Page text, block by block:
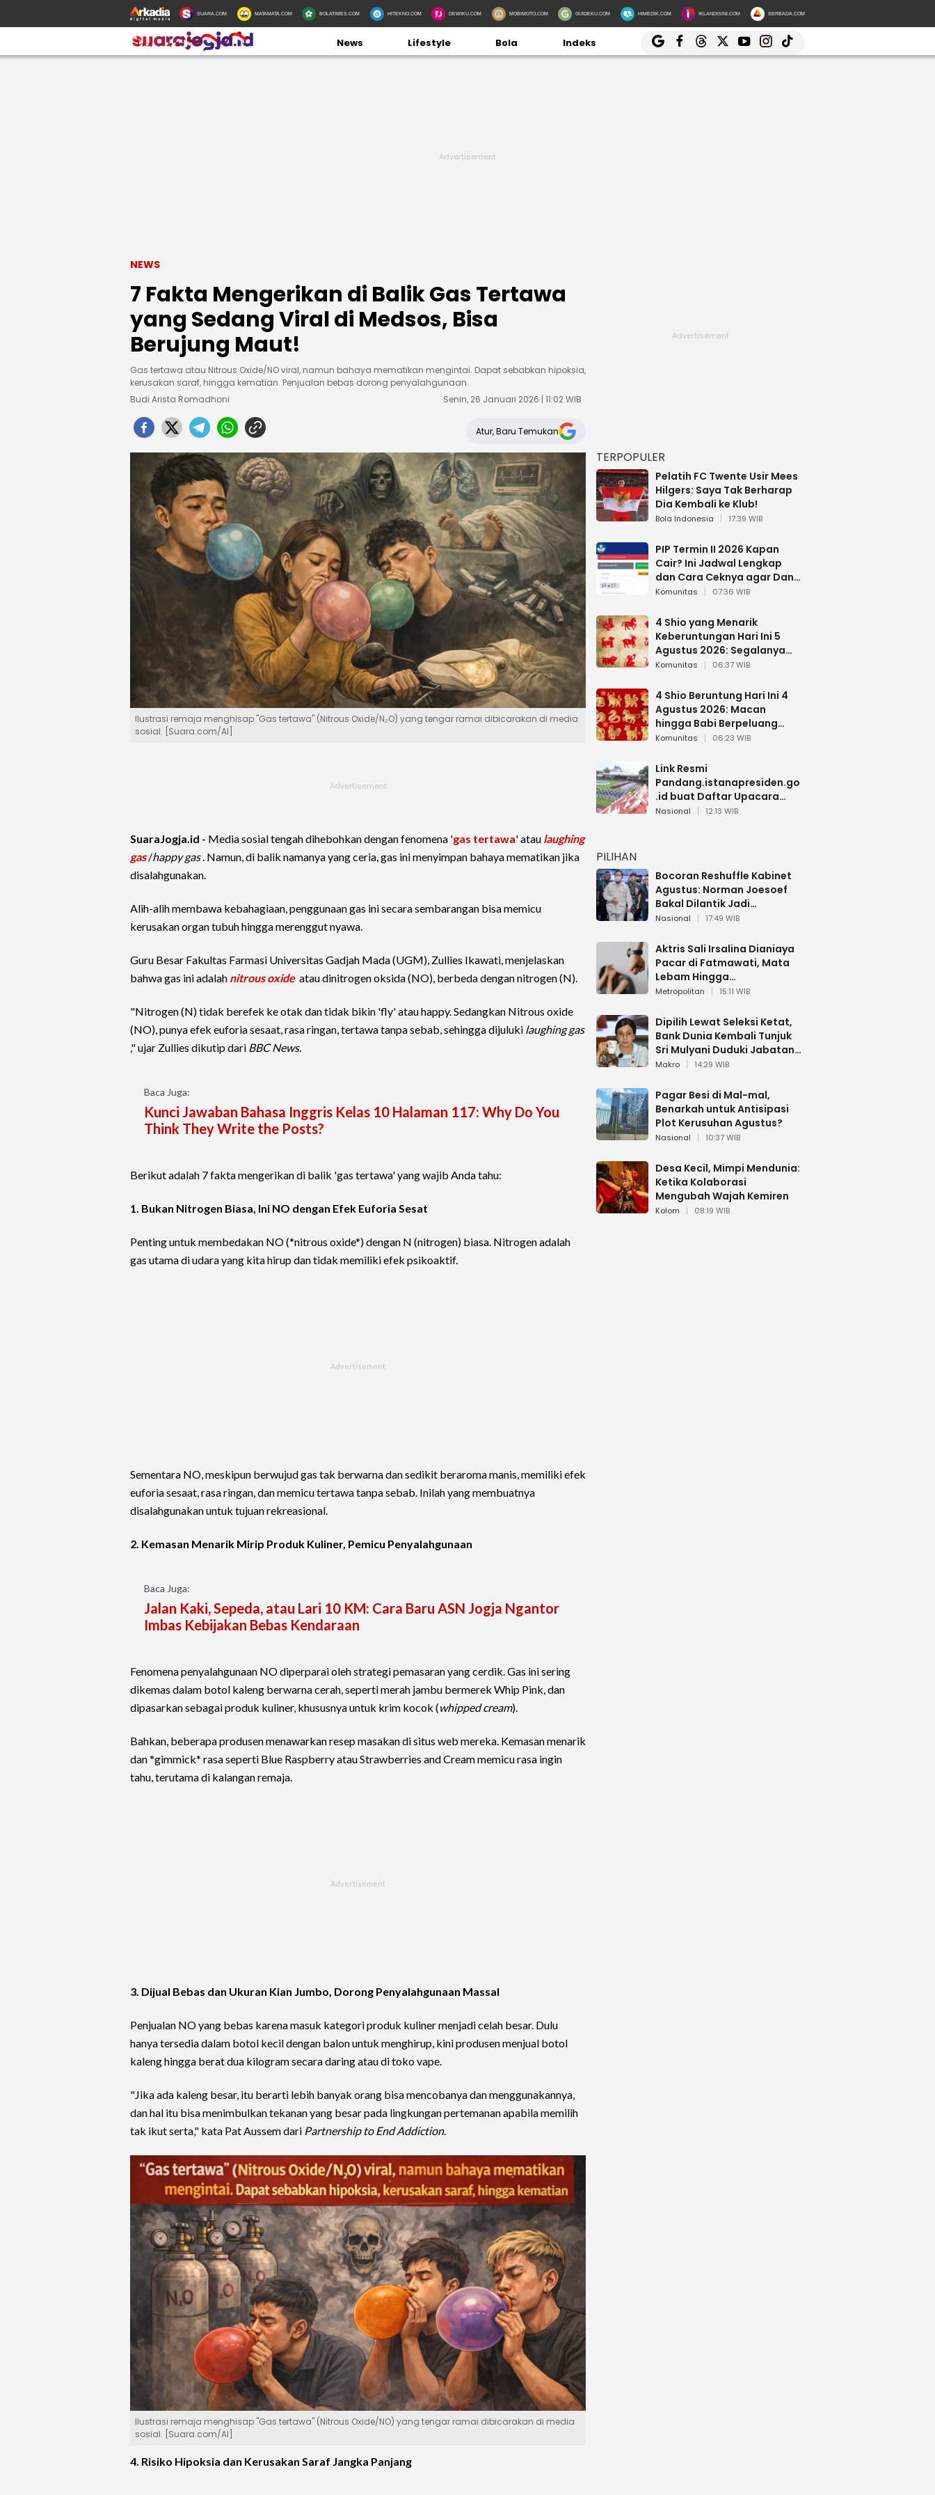
SUARA.COM MATAMATA.COM BOLATIMES.COM HITEKNO.COM DEWIKU.COM MOBIMOTO.COM GUIDEKU.COM HIMEDIK.COM IKLANDISINI.COM SERBADA.COM
News Lifestyle Bola Indeks
NEWS
7 Fakta Mengerikan di Balik Gas Tertawa
yang Sedang Viral di Medsos, Bisa
Berujung Maut!
Gas tertawa atau Nitrous Oxide/NO viral, namun bahaya mematikan mengintai. Dapat sebabkan hipoksia,
kerusakan saraf, hingga kematian. Penjualan bebas dorong penyalahgunaan.
Budi Arista Romadhoni
Senin, 26 Januari 2026 | 11:02 WIB
Atur, Baru Temukan
Ilustrasi remaja menghisap "Gas tertawa" (Nitrous Oxide/N₂O) yang tengar ramai dibicarakan di media
sosial. [Suara.com/AI]
SuaraJogja.id - Media sosial tengah dihebohkan dengan fenomena 'gas tertawa' atau laughing
gas/happy gas. Namun, di balik namanya yang ceria, gas ini menyimpan bahaya mematikan jika
disalahgunakan.
Alih-alih membawa kebahagiaan, penggunaan gas ini secara sembarangan bisa memicu
kerusakan organ tubuh hingga merenggut nyawa.
Guru Besar Fakultas Farmasi Universitas Gadjah Mada (UGM), Zullies Ikawati, menjelaskan
bahwa gas ini adalah nitrous oxideatau dinitrogen oksida (NO), berbeda dengan nitrogen (N).
"Nitrogen (N) tidak berefek ke otak dan tidak bikin 'fly' atau happy. Sedangkan Nitrous oxide
(NO), punya efek euforia sesaat, rasa ringan, tertawa tanpa sebab, sehingga dijuluki laughing gas
," ujar Zullies dikutip dari BBC News.
Baca Juga:
Kunci Jawaban Bahasa Inggris Kelas 10 Halaman 117: Why Do You
Think They Write the Posts?
Berikut adalah 7 fakta mengerikan di balik 'gas tertawa' yang wajib Anda tahu:
1. Bukan Nitrogen Biasa, Ini NO dengan Efek Euforia Sesat
Penting untuk membedakan NO (*nitrous oxide*) dengan N (nitrogen) biasa. Nitrogen adalah
gas utama di udara yang kita hirup dan tidak memiliki efek psikoaktif.
Sementara NO, meskipun berwujud gas tak berwarna dan sedikit beraroma manis, memiliki efek
euforia sesaat, rasa ringan, dan memicu tertawa tanpa sebab. Inilah yang membuatnya
disalahgunakan untuk tujuan rekreasional.
2. Kemasan Menarik Mirip Produk Kuliner, Pemicu Penyalahgunaan
Baca Juga:
Jalan Kaki, Sepeda, atau Lari 10 KM: Cara Baru ASN Jogja Ngantor
Imbas Kebijakan Bebas Kendaraan
Fenomena penyalahgunaan NO diperparai oleh strategi pemasaran yang cerdik. Gas ini sering
dikemas dalam botol kaleng berwarna cerah, seperti merah jambu bermerek Whip Pink, dan
dipasarkan sebagai produk kuliner, khususnya untuk krim kocok (whipped cream).
Bahkan, beberapa produsen menawarkan resep masakan di situs web mereka. Kemasan menarik
dan *gimmick* rasa seperti Blue Raspberry atau Strawberries and Cream memicu rasa ingin
tahu, terutama di kalangan remaja.
3. Dijual Bebas dan Ukuran Kian Jumbo, Dorong Penyalahgunaan Massal
Penjualan NO yang bebas karena masuk kategori produk kuliner menjadi celah besar. Dulu
hanya tersedia dalam botol kecil dengan balon untuk menghirup, kini produsen menjual botol
kaleng hingga berat dua kilogram secara daring atau di toko vape.
"Jika ada kaleng besar, itu berarti lebih banyak orang bisa mencobanya dan menggunakannya,
dan hal itu bisa menimbulkan tekanan yang besar pada lingkungan pertemanan apabila memilih
tak ikut serta," kata Pat Aussem dari Partnership to End Addiction.
Ilustrasi remaja menghisap "Gas tertawa" (Nitrous Oxide/NO) yang tengar ramai dibicarakan di media
sosial. [Suara.com/AI]
4. Risiko Hipoksia dan Kerusakan Saraf Jangka Panjang
TERPOPULER
Pelatih FC Twente Usir Mees
Hilgers: Saya Tak Berharap
Dia Kembali ke Klub!
Bola Indonesia 17:39 WIB
PIP Termin II 2026 Kapan
Cair? Ini Jadwal Lengkap
dan Cara Ceknya agar Dana
Tidak Hangus!
Komunitas 07:36 WIB
4 Shio yang Menarik
Keberuntungan Hari Ini 5
Agustus 2026: Segalanya
Berjalan Lancar
Komunitas 06:37 WIB
4 Shio Beruntung Hari Ini 4
Agustus 2026: Macan
hingga Babi Berpeluang
Dapat Kabar Baik
Komunitas 06:23 WIB
Link Resmi
Pandang.istanapresiden.go
.id buat Daftar Upacara
Bendera HUT RI di Istana
Nasional 12:13 WIB
PILIHAN
Bocoran Reshuffle Kabinet
Agustus: Norman Joesoef
Bakal Dilantik Jadi
Wamenhan RI
Nasional 17:49 WIB
Aktris Sali Irsalina Dianiaya
Pacar di Fatmawati, Mata
Lebam Hingga
Diselamatkan Polantas
Metropolitan 15:11 WIB
Dipilih Lewat Seleksi Ketat,
Bank Dunia Kembali Tunjuk
Sri Mulyani Duduki Jabatan
Strategis
Makro 14:29 WIB
Pagar Besi di Mal-mal,
Benarkah untuk Antisipasi
Plot Kerusuhan Agustus?
Nasional 10:37 WIB
Desa Kecil, Mimpi Mendunia:
Ketika Kolaborasi
Mengubah Wajah Kemiren
Kolom 08:19 WIB